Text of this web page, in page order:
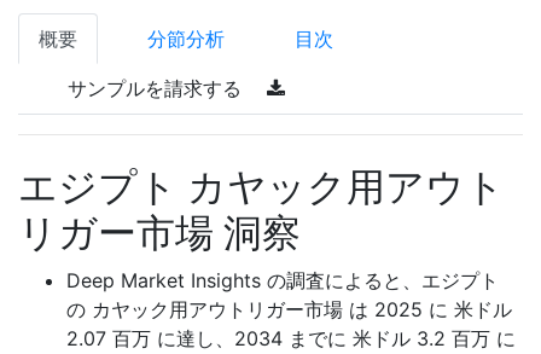
概要 分節分析 目次
サンプルを請求する
エジプト カヤック用アウト
リガー市場 洞察
Deep Market Insights の調査によると、エジプト
の カヤック用アウトリガー市場 は 2025 に 米ドル
2.07 百万 に達し、2034 までに 米ドル 3.2 百万 に